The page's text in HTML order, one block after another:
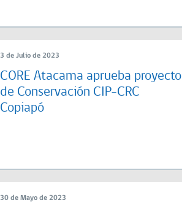
3 de Julio de 2023
CORE Atacama aprueba proyecto
de Conservación CIP-CRC
Copiapó
30 de Mayo de 2023